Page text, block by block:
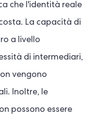
che l'identità reale
La capacità di
a livello
di intermediari,
vengono
Inoltre, le
possono essere